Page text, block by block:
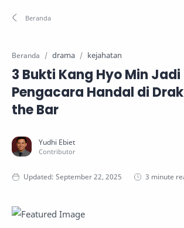
Beranda drama kejahatan
3 Bukti Kang Hyo Min Jadi
Pengacara Handal di
the Bar
3 minute